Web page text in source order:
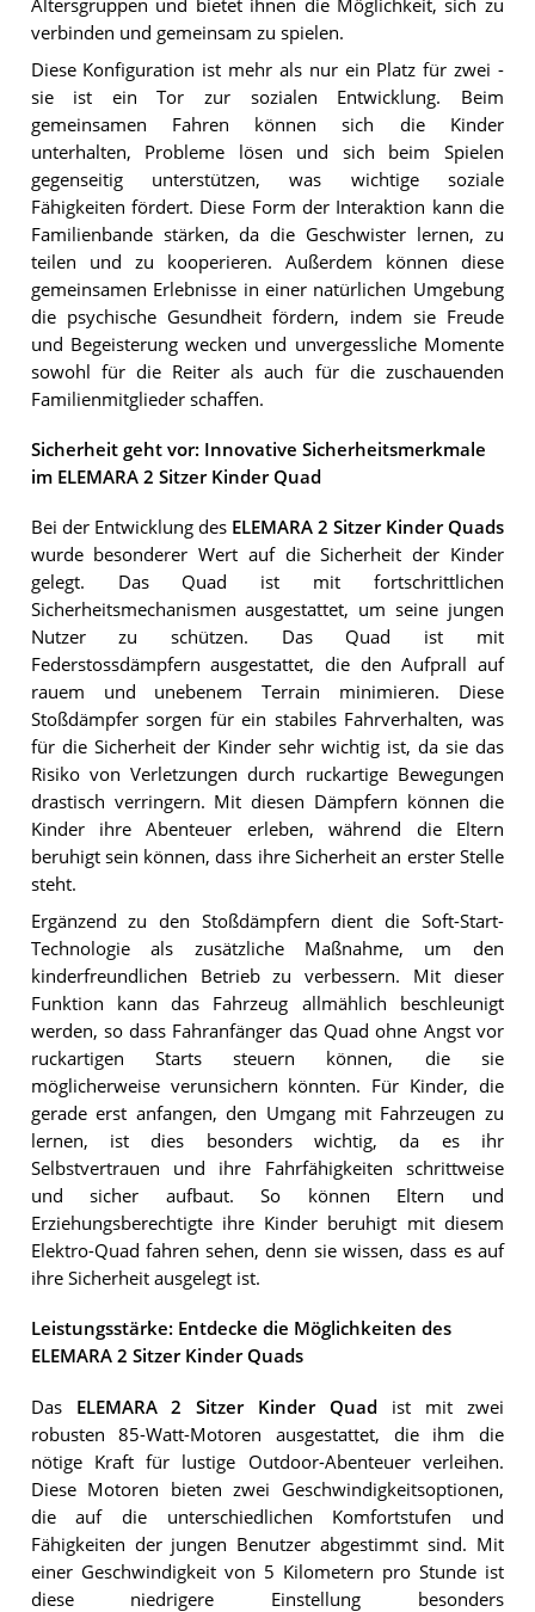
Altersgruppen und bietet ihnen die Möglichkeit, sich zu
verbinden und gemeinsam zu spielen.
Diese Konfiguration ist mehr als nur ein Platz für zwei -
sie ist ein Tor zur sozialen Entwicklung. Beim
gemeinsamen Fahren können sich die Kinder
unterhalten, Probleme lösen und sich beim Spielen
gegenseitig unterstützen, was wichtige soziale
Fähigkeiten fördert. Diese Form der Interaktion kann die
Familienbande stärken, da die Geschwister lernen, zu
teilen und zu kooperieren. Außerdem können diese
gemeinsamen Erlebnisse in einer natürlichen Umgebung
die psychische Gesundheit fördern, indem sie Freude
und Begeisterung wecken und unvergessliche Momente
sowohl für die Reiter als auch für die zuschauenden
Familienmitglieder schaffen.
Sicherheit geht vor: Innovative Sicherheitsmerkmale
im ELEMARA 2 Sitzer Kinder Quad
Bei der Entwicklung des ELEMARA 2 Sitzer Kinder Quads
wurde besonderer Wert auf die Sicherheit der Kinder
gelegt. Das Quad ist mit fortschrittlichen
Sicherheitsmechanismen ausgestattet, um seine jungen
Nutzer zu schützen. Das Quad ist mit
Federstossdämpfern ausgestattet, die den Aufprall auf
rauem und unebenem Terrain minimieren. Diese
Stoßdämpfer sorgen für ein stabiles Fahrverhalten, was
für die Sicherheit der Kinder sehr wichtig ist, da sie das
Risiko von Verletzungen durch ruckartige Bewegungen
drastisch verringern. Mit diesen Dämpfern können die
Kinder ihre Abenteuer erleben, während die Eltern
beruhigt sein können, dass ihre Sicherheit an erster Stelle
steht.
Ergänzend zu den Stoßdämpfern dient die Soft-Start-
Technologie als zusätzliche Maßnahme, um den
kinderfreundlichen Betrieb zu verbessern. Mit dieser
Funktion kann das Fahrzeug allmählich beschleunigt
werden, so dass Fahranfänger das Quad ohne Angst vor
ruckartigen Starts steuern können, die sie
möglicherweise verunsichern könnten. Für Kinder, die
gerade erst anfangen, den Umgang mit Fahrzeugen zu
lernen, ist dies besonders wichtig, da es ihr
Selbstvertrauen und ihre Fahrfähigkeiten schrittweise
und sicher aufbaut. So können Eltern und
Erziehungsberechtigte ihre Kinder beruhigt mit diesem
Elektro-Quad fahren sehen, denn sie wissen, dass es auf
ihre Sicherheit ausgelegt ist.
Leistungsstärke: Entdecke die Möglichkeiten des
ELEMARA 2 Sitzer Kinder Quads
Das ELEMARA 2 Sitzer Kinder Quad ist mit zwei
robusten 85-Watt-Motoren ausgestattet, die ihm die
nötige Kraft für lustige Outdoor-Abenteuer verleihen.
Diese Motoren bieten zwei Geschwindigkeitsoptionen,
die auf die unterschiedlichen Komfortstufen und
Fähigkeiten der jungen Benutzer abgestimmt sind. Mit
einer Geschwindigkeit von 5 Kilometern pro Stunde ist
diese niedrigere Einstellung besonders